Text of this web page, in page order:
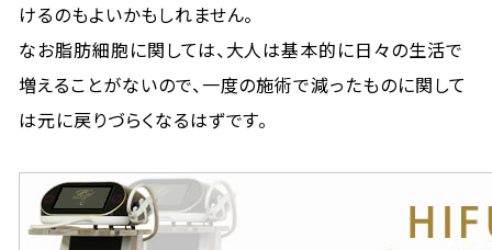
けるのもよいかもしれません。
なお脂肪細胞に関しては、大人は基本的に日々の生活で
増えることがないので、一度の施術で減ったものに関して
は元に戻りづらくなるはずです。